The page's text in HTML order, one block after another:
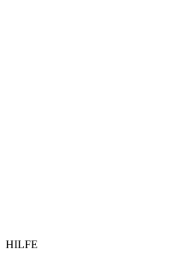
HILFE